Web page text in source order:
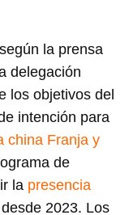
la prensa
delegación
los objetivos del
intención para
china Franja y
de
la presencia
2023. Los